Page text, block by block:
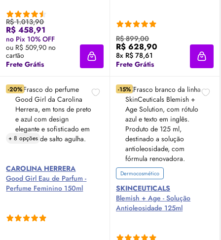
R$ 1.013,90
R$ 458,91
no Pix 10% OFF
ou R$ 509,90 no
cartão
Frete Grátis
Adicionar à sacola
R$ 899,00
R$ 628,90
8x R$ 78,61
Frete Grátis
-20%
+ 8 opções
CAROLINA HERRERA
Good Girl Eau de Parfum -
Perfume Feminino 150ml
-15%
Dermocosmético
SKINCEUTICALS
Blemish + Age - Solução
Antioleosidade 125ml